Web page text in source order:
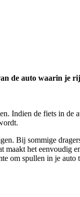
de auto waarin je
Indien de fiets in de
Bij sommige
het eenvoudig
om spullen in je auto